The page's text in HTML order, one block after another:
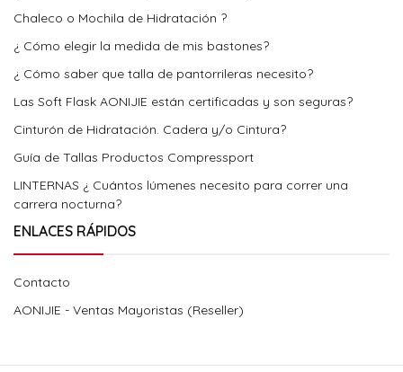
Chaleco o Mochila de Hidratación ?
¿ Cómo elegir la medida de mis bastones?
¿ Cómo saber que talla de pantorrileras necesito?
Las Soft Flask AONIJIE están certificadas y son seguras?
Cinturón de Hidratación. Cadera y/o Cintura?
Guía de Tallas Productos Compressport
LINTERNAS ¿ Cuántos lúmenes necesito para correr una
carrera nocturna?
ENLACES RÁPIDOS
Contacto
AONIJIE - Ventas Mayoristas (Reseller)